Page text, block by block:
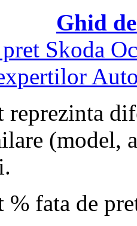
Ghid
Skoda
reprezinta
(model,
% fata de